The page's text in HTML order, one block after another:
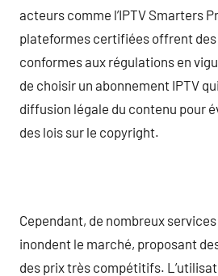
acteurs comme l’IPTV Smarters
plateformes certifiées offrent
conformes aux régulations en
de choisir un abonnement IPTV
diffusion légale du contenu pour
des lois sur le copyright.
Cependant, de nombreux
inondent le marché, proposant
des prix très compétitifs.